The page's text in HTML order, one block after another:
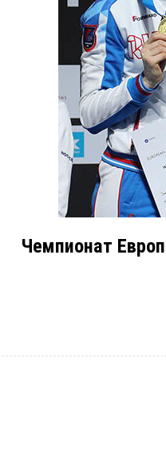
Чемпионат